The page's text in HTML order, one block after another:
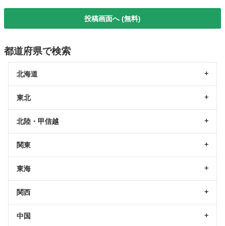
投稿画面へ (無料)
都道府県で検索
北海道
東北
北陸・甲信越
関東
東海
関西
中国